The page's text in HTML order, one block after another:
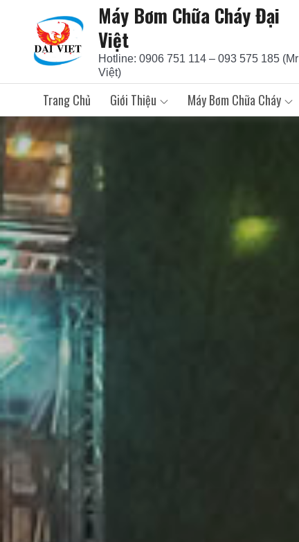
content
Máy Bơm Chữa Cháy Đại
Việt
Hotline: 0906 751 114 – 093 575 185 (Mr
Việt)
Trang Chủ Giới Thiệu Máy Bơm Chữa Cháy